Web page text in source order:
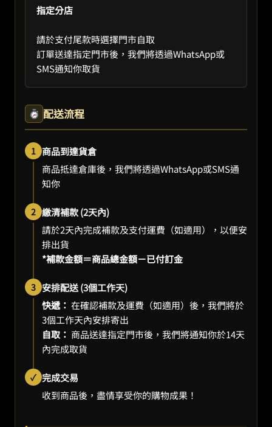
指定分店
請於支付尾款時選擇門市自取
訂單送達指定門市後，我們將透過WhatsApp或
SMS通知你取貨
配送流程
1 商品到達貨倉
商品抵達倉庫後，我們將透過WhatsApp或SMS通
知你
2 繳清補款 (2天內)
請於2天內完成補款及支付運費（如適用），以便安
排出貨
*補款金額＝商品總金額－已付訂金
3 安排配送 (3個工作天)
快遞： 在確認補款及運費（如適用）後，我們將於
3個工作天內安排寄出
自取： 商品送達指定門市後，我們將通知你於14天
內完成取貨
✓ 完成交易
收到商品後，盡情享受你的購物成果！